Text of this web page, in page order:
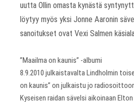
uutta Ollin omasta kynästä
löytyy myös yksi Jonne Aaronin
sanoitukset ovat Vexi Salmen
”Maailma on kaunis” -albumi
8.9.2010 julkaistavalta Lindholmin
on kaunis” on julkaistu jo
Kyseisen raidan sävelsi aikoinaan